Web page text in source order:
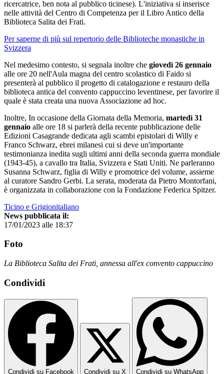
ricercatrice, ben nota al pubblico ticinese). L'iniziativa si inserisce
nelle attività del Centro di Competenza per il Libro Antico della
Biblioteca Salita dei Frati.
Per saperne di più sul repertorio delle Biblioteche monastiche in
Svizzera
Nel medesimo contesto, si segnala inoltre che giovedì 26 gennaio
alle ore 20 nell'Aula magna del centro scolastico di Faido si
presenterà al pubblico il progetto di catalogazione e restauro della
biblioteca antica del convento cappuccino leventinese, per favorire il
quale è stata creata una nuova Associazione ad hoc.
Inoltre, In occasione della Giornata della Memoria, martedì 31
gennaio alle ore 18 si parlerà della recente pubblicazione delle
Edizioni Casagrande dedicata agli scambi epistolari di Willy e
Franco Schwarz, ebrei milanesi cui si deve un'importante
testimonianza inedita sugli ultimi anni della seconda guerra mondiale
(1943-45), a cavallo tra Italia, Svizzera e Stati Uniti. Ne parleranno
Susanna Schwarz, figlia di Willy e promotrice del volume, assieme
al curatore Sandro Gerbi. La serata, moderata da Pietro Montorfani,
è organizzata in collaborazione con la Fondazione Federica Spitzer.
Ticino e Grigionitaliano
News pubblicata il:
17/01/2023 alle 18:37
Foto
La Biblioteca Salita dei Frati, annessa all'ex convento cappuccino
Condividi
Condividi su Facebook Condividi su X Condividi su WhatsApp